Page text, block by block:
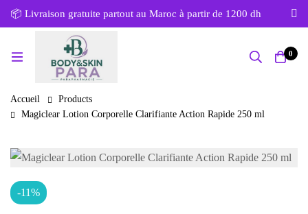
📦 Livraison gratuite partout au Maroc à partir de 1200 dh
0
Accueil
Products
Magiclear Lotion Corporelle Clarifiante Action Rapide 250 ml
-11%